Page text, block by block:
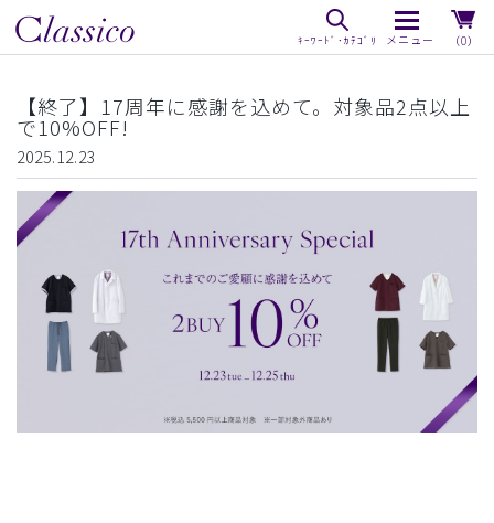
（0）
【終了】17周年に感謝を込めて。対象品2点以上
で10%OFF!
2025.12.23